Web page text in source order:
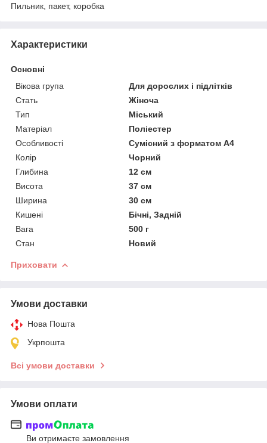
Пильник, пакет, коробка
Характеристики
Основні
Вікова група
Для дорослих і підлітків
Стать
Жіноча
Тип
Міський
Матеріал
Поліестер
Особливості
Сумісний з форматом А4
Колір
Чорний
Глибина
12 см
Висота
37 см
Ширина
30 см
Кишені
Бічні, Задній
Вага
500 г
Стан
Новий
Приховати
Умови доставки
Нова Пошта
Укрпошта
Всі умови доставки
Умови оплати
Ви отримаєте замовлення